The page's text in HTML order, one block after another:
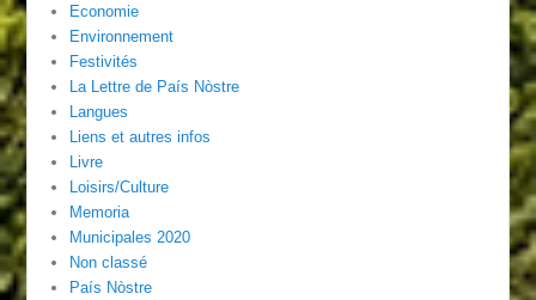
Economie
Environnement
Festivités
La Lettre de País Nòstre
Langues
Liens et autres infos
Livre
Loisirs/Culture
Memoria
Municipales 2020
Non classé
País Nòstre